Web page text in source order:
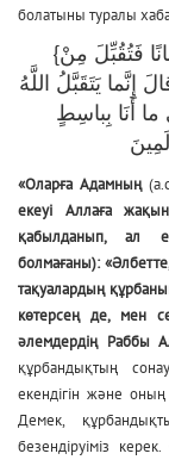
болатыны туралы
{وَاتْلُ عَلَيْهِمْ نَبَأَ ابْنَيْ آدَمَ بِالْحَقِّ إِذْ قَرَّبا قُرْبانًا فَتُقُبِّلَ مِنْ
إِنَّما يَتَقَبَّلُ اللَّهُ
أَنَا بِباسِطٍ
«Оларға Адамның
екеуі Аллаға
қабылданып, ал
болмағаны): «Әлбетте,
тақуалардың
көтерсең де, мен
әлемдердің Раббы
құрбандықтың
екендігін және
Демек,
безендіруіміз